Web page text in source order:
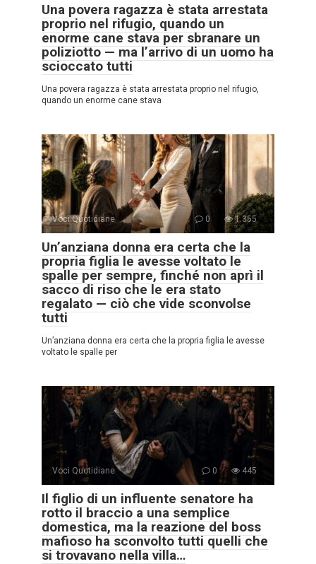
Una povera ragazza è stata arrestata
proprio nel rifugio, quando un
enorme cane stava per sbranare un
poliziotto — ma l’arrivo di un uomo ha
scioccato tutti
Una povera ragazza è stata arrestata proprio nel rifugio,
quando un enorme cane stava
Voci Quotidiane 0 1.355
Un’anziana donna era certa che la
propria figlia le avesse voltato le
spalle per sempre, finché non aprì il
sacco di riso che le era stato
regalato — ciò che vide sconvolse
tutti
Un’anziana donna era certa che la propria figlia le avesse
voltato le spalle per
Voci Quotidiane 0 445
Il figlio di un influente senatore ha
rotto il braccio a una semplice
domestica, ma la reazione del boss
mafioso ha sconvolto tutti quelli che
si trovavano nella villa…